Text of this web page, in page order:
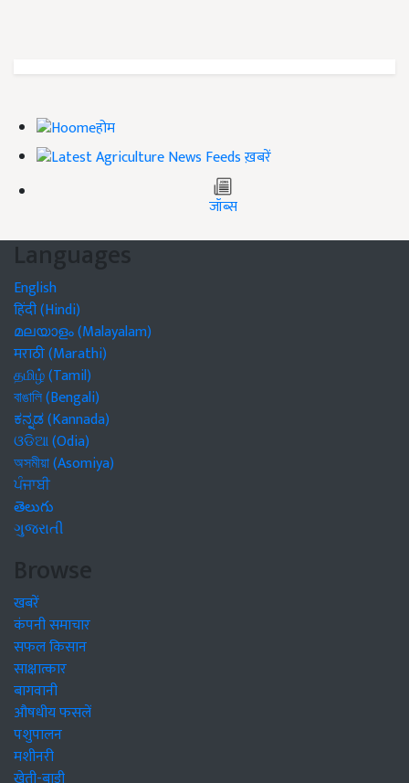
होम
ख़बरें
जॉब्स
Languages
English
हिंदी (Hindi)
മലയാളം (Malayalam)
मराठी (Marathi)
தமிழ் (Tamil)
বাঙালি (Bengali)
ಕನ್ನಡ (Kannada)
ଓଡିଆ (Odia)
অসমীয়া (Asomiya)
ਪੰਜਾਬੀ
తెలుగు
ગુજરાતી
Browse
खबरें
कंपनी समाचार
सफल किसान
साक्षात्कार
बागवानी
औषधीय फसलें
पशुपालन
मशीनरी